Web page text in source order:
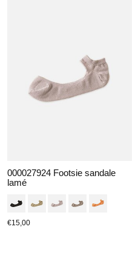
000027924 Footsie sandale
lamé
€15,00